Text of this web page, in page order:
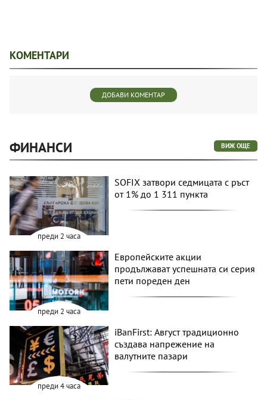
КОМЕНТАРИ
ДОБАВИ КОМЕНТАР
ФИНАНСИ ВИЖ ОЩЕ
преди 2 часа
SOFIX затвори седмицата с ръст
от 1% до 1 311 пункта
преди 2 часа
Европейските акции
продължават успешната си серия
пети пореден ден
преди 4 часа
iBanFirst: Август традиционно
създава напрежение на
валутните пазари